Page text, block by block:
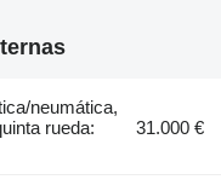
neumática,
rueda:
31.000 €